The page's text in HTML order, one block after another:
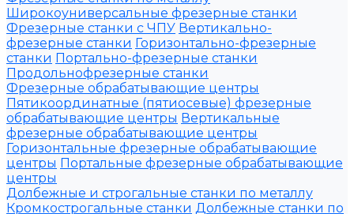
Широкоуниверсальные фрезерные станки
Фрезерные станки с ЧПУ Вертикально-
фрезерные станки Горизонтально-фрезерные
станки Портально-фрезерные станки
Продольнофрезерные станки
Фрезерные обрабатывающие центры
Пятикоординатные (пятиосевые) фрезерные
обрабатывающие центры Вертикальные
фрезерные обрабатывающие центры
Горизонтальные фрезерные обрабатывающие
центры Портальные фрезерные обрабатывающие
центры
Долбежные и строгальные станки по металлу
Кромкострогальные станки Долбежные станки по